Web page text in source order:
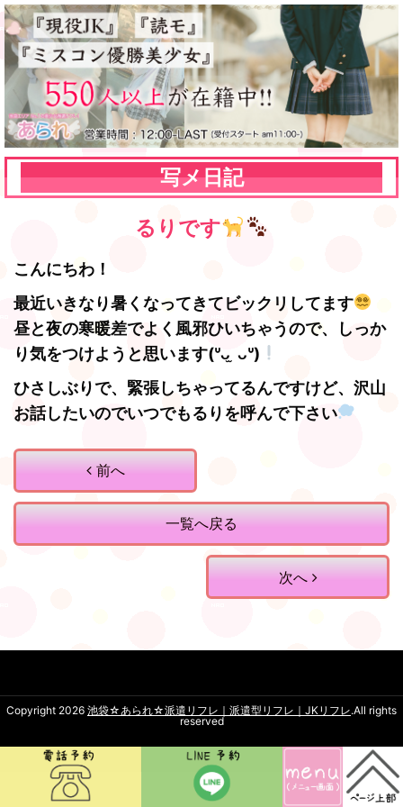
写メ日記
るりです
こんにちわ！
最近いきなり暑くなってきてビックリしてます
昼と夜の寒暖差でよく風邪ひいちゃうので、しっか
り気をつけようと思います(ᐡᴗ ̫ ᴗᐡ)
ひさしぶりで、緊張しちゃってるんですけど、沢山
お話したいのでいつでもるりを呼んで下さい
前へ
一覧へ戻る
次へ
Copyright 2026 池袋☆あられ☆派遣リフレ｜派遣型リフレ｜JKリフレ.All rights
reserved